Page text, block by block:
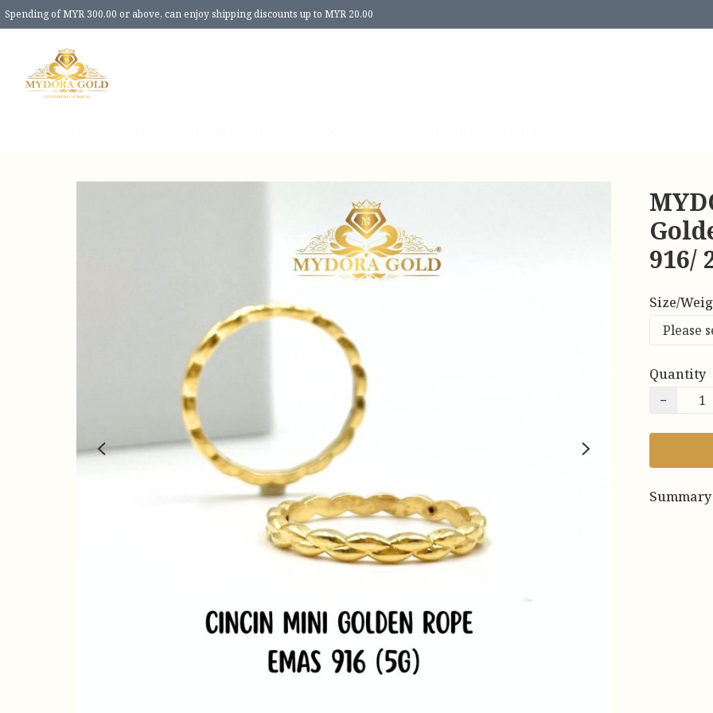
Spending of MYR 300.00 or above, can enjoy shipping discounts up to MYR 20.00
916/
Size/
Quantity
−
Summary